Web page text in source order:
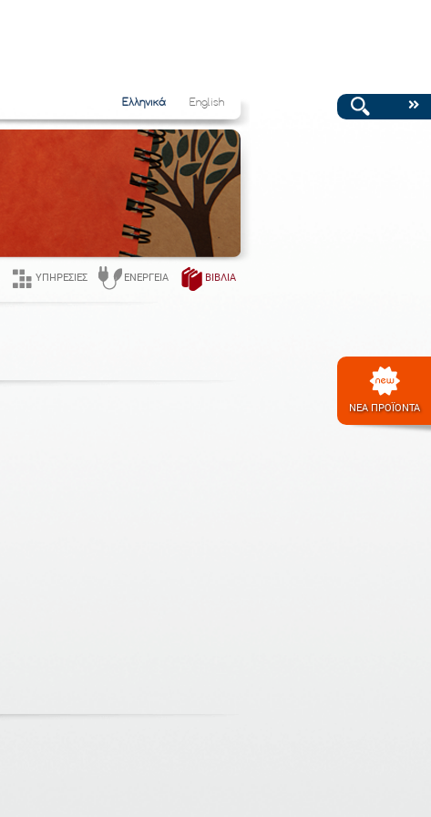
ΝΕΑ ΠΡΟΪΟΝΤΑ
Ελληνικά English
ΥΠΗΡΕΣΊΕΣ ΕΝΈΡΓΕΙΑ ΒΙΒΛΊΑ